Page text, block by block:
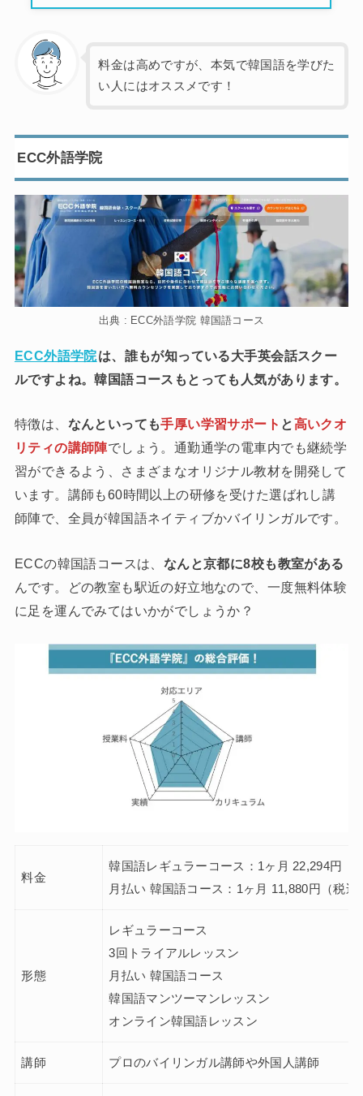
料金は高めですが、本気で韓国語を学びた
い人にはオススメです！
ECC外語学院
出典 : ECC外語学院 韓国語コース
ECC外語学院は、誰もが知っている大手英会話スクー
ルですよね。韓国語コースもとっても人気があります。
特徴は、 なんといっても手厚い学習サポート と高いクオ
リティの講師陣でしょう。通勤通学の電車内でも継続学
習ができるよう、さまざまなオリジナル教材を開発して
います。講師も60時間以上の研修を受けた選ばれし講
師陣で、全員が韓国語ネイティブかバイリンガルです。
ECCの韓国語コースは、 なんと京都に8校も教室がある
んです。どの教室も駅近の好立地なので、一度無料体験
に足を運んでみてはいかがでしょうか？
料金
韓国語レギュラーコース：1ヶ月 22,294円（
月払い 韓国語コース：1ヶ月 11,880円（税込
形態
レギュラーコース
3回トライアルレッスン
月払い 韓国語コース
韓国語マンツーマンレッスン
オンライン韓国語レッスン
講師 プロのバイリンガル講師や外国人講師